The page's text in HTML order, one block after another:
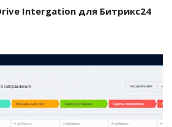
Intergation для Битрикс24